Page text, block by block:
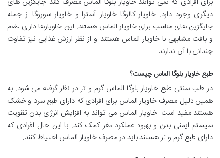
دیگری وجود دارد. خاویار کالوگا خاویار آسترا و خاویار سوروگا از جمله
جایگزین های مناسب برای خاویار الماس هستند. این خاویارها دارای طعم
و بافت مشابهی با خاویار الماس هستند و از نظر ارزش غذایی نیز تفاوت
چندانی با آن ندارند.
طبع خاویار بلوگا الماس چیست؟
در طب سنتی طبع خاویار بلوگا الماس گرم و تر در نظر گرفته می شود. به
همین دلیل مصرف خاویار الماس برای افرادی که دارای طبع سرد و خشک
هستند مفید است. خاویار الماس می تواند به افزایش انرژی بدن تقویت
سیستم ایمنی بدن و بهبود عملکرد مغز کمک کند. با این حال افرادی که
دارای طبع گرم و تر هستند باید در مصرف خاویار الماس احتیاط کنند.